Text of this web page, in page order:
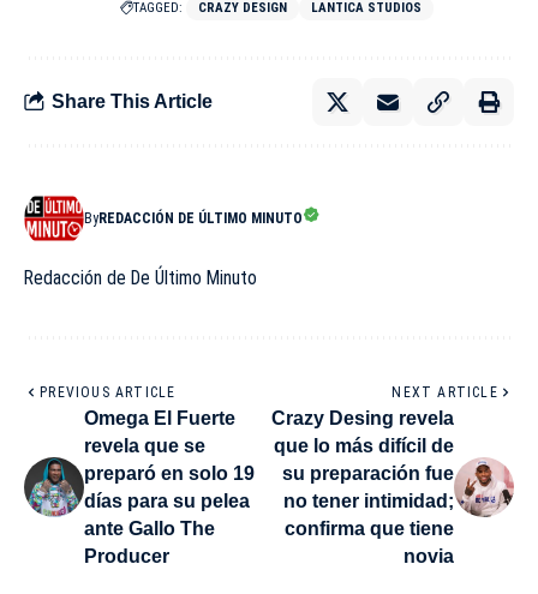
TAGGED: CRAZY DESIGN LANTICA STUDIOS
Share This Article
ByREDACCIÓN DE ÚLTIMO MINUTO
Redacción de De Último Minuto
PREVIOUS ARTICLE
Omega El Fuerte
revela que se
preparó en solo 19
días para su pelea
ante Gallo The
Producer
NEXT ARTICLE
Crazy Desing revela
que lo más difícil de
su preparación fue
no tener intimidad;
confirma que tiene
novia